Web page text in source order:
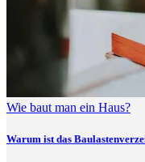
Wie baut man ein Haus?
Warum ist das